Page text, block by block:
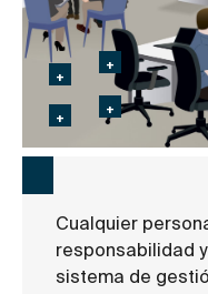
Cualquier
responsabilidad
sistema de